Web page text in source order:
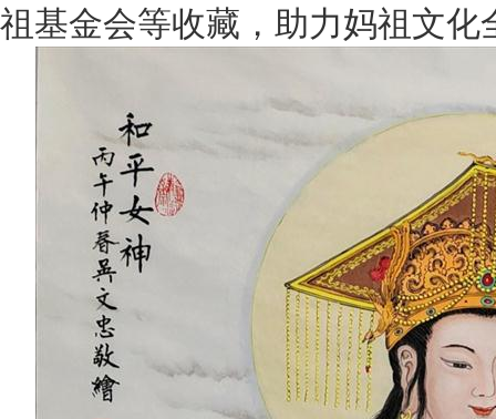
祖基金会等收藏，助力妈祖文化